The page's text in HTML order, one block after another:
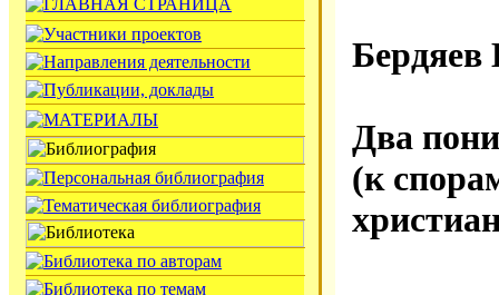
Бердяев
Два
(к